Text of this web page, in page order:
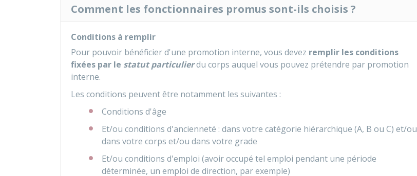
Comment les fonctionnaires promus sont-ils choisis ?
Conditions à remplir
Pour pouvoir bénéficier d'une promotion interne, vous devez remplir les conditions
fixées par le statut particulierdu corps auquel vous pouvez prétendre par promotion
interne.
Les conditions peuvent être notamment les suivantes :
Conditions d'âge
Et/ou conditions d'ancienneté : dans votre catégorie hiérarchique (A, B ou C) et/ou
dans votre corps et/ou dans votre grade
Et/ou conditions d'emploi (avoir occupé tel emploi pendant une période
déterminée, un emploi de direction, par exemple)